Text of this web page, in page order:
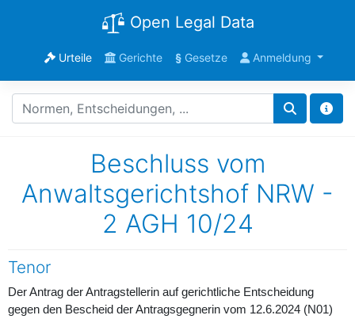
Open Legal Data
Urteile Gerichte §Gesetze Anmeldung
Beschluss vom
Anwaltsgerichtshof NRW -
2 AGH 10/24
Tenor
Der Antrag der Antragstellerin auf gerichtliche Entscheidung
gegen den Bescheid der Antragsgegnerin vom 12.6.2024 (N01)